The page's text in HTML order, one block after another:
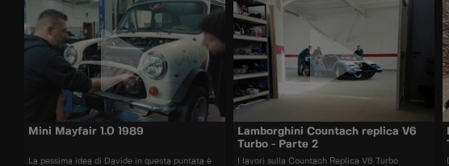
Mini Mayfair 1.0 1989
La pessima idea di Davide in questa puntata è
Lamborghini Countach replica V6
Turbo - Parte 2
I lavori sulla Countach Replica V6 Turbo